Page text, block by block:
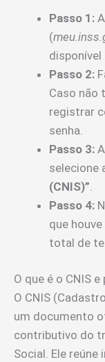
Passo 1:
(
disponível
Passo 2:
Caso não
registrar
senha.
Passo 3:
selecione
(CNIS)”
Passo 4:
que
total de
O que é o CNIS
O CNIS
um documento
contributivo do
Social. Ele